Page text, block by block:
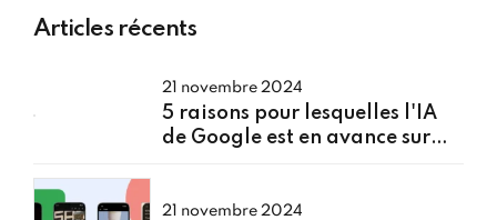
Articles récents
21 novembre 2024
5 raisons pour lesquelles l'IA
de Google est en avance sur
21 novembre 2024